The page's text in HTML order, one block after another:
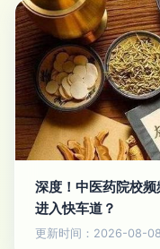
深度！中医药院校
进入快车道？
更新时间：2026-08-